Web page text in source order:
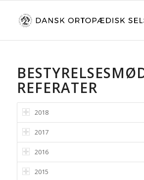
REFERATER
2018
2017
2016
2015